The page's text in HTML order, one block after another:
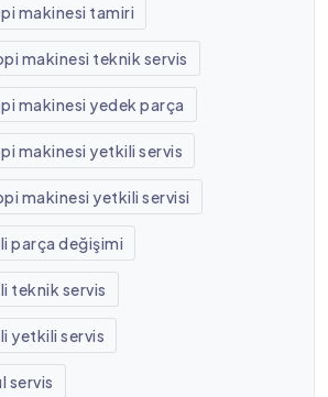
makinesi tamiri
makinesi teknik servis
makinesi yedek parça
makinesi yetkili servis
makinesi yetkili servisi
parça değişimi
teknik servis
yetkili servis
servis